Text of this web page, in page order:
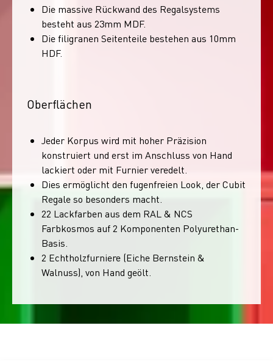
Die massive Rückwand des Regalsystems
besteht aus 23mm MDF.
Die filigranen Seitenteile bestehen aus 10mm
HDF.
Oberflächen
Jeder Korpus wird mit hoher Präzision
konstruiert und erst im Anschluss von Hand
lackiert oder mit Furnier veredelt.
Dies ermöglicht den fugenfreien Look, der Cubit
Regale so besonders macht.
22 Lackfarben aus dem RAL & NCS
Farbkosmos auf 2 Komponenten Polyurethan-
Basis.
2 Echtholzfurniere (Eiche Bernstein &
Walnuss), von Hand geölt.